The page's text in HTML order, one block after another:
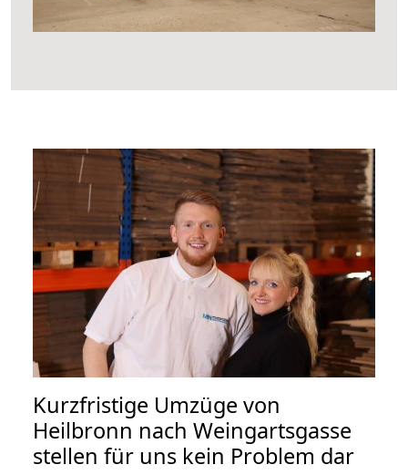
Kurzfristige Umzüge von
Heilbronn nach Weingartsgasse
stellen für uns kein Problem dar